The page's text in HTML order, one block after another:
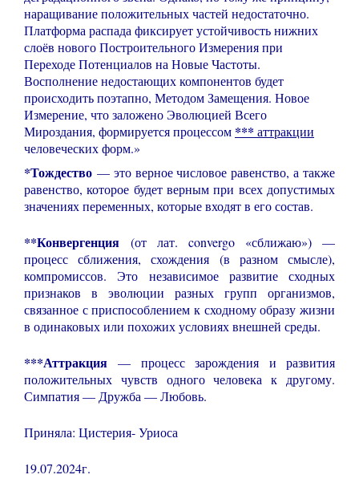
наращивание положительных частей недостаточно.
Платформа распада фиксирует устойчивость нижних
слоёв нового Построительного Измерения при
Переходе Потенциалов на Новые Частоты.
Восполнение недостающих компонентов будет
происходить поэтапно, Методом Замещения. Новое
Измерение, что заложено Эволюцией Всего
Мироздания, формируется процессом *** аттракции
человеческих форм.»
*Тождество — это верное числовое равенство, а также
равенство, которое будет верным при всех допустимых
значениях переменных, которые входят в его состав.
**Конвергенция (от лат. convergo «сближаю») —
процесс сближения, схождения (в разном смысле),
компромиссов. Это независимое развитие сходных
признаков в эволюции разных групп организмов,
связанное с приспособлением к сходному образу жизни
в одинаковых или похожих условиях внешней среды.
***Аттракция — процесс зарождения и развития
положительных чувств одного человека к другому.
Симпатия — Дружба — Любовь.
Приняла: Цистерия- Уриоса
19.07.2024г.